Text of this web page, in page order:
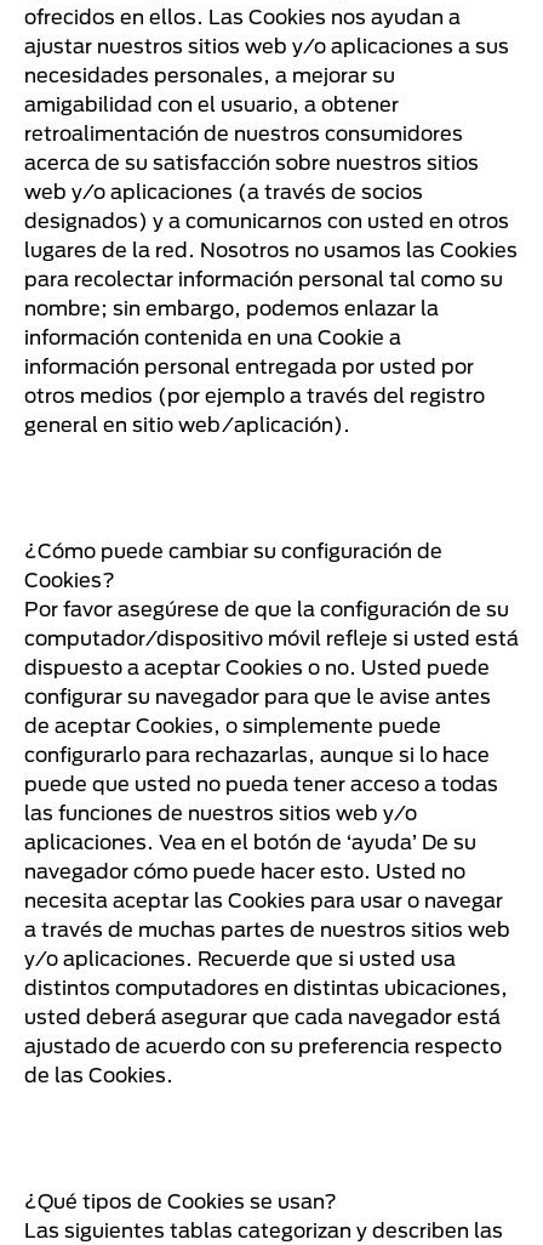
ofrecidos en ellos. Las Cookies nos ayudan a
ajustar nuestros sitios web y/o aplicaciones a sus
necesidades personales, a mejorar su
amigabilidad con el usuario, a obtener
retroalimentación de nuestros consumidores
acerca de su satisfacción sobre nuestros sitios
web y/o aplicaciones (a través de socios
designados) y a comunicarnos con usted en otros
lugares de la red. Nosotros no usamos las Cookies
para recolectar información personal tal como su
nombre; sin embargo, podemos enlazar la
información contenida en una Cookie a
información personal entregada por usted por
otros medios (por ejemplo a través del registro
general en sitio web/aplicación).
¿Cómo puede cambiar su configuración de
Cookies?
Por favor asegúrese de que la configuración de su
computador/dispositivo móvil refleje si usted está
dispuesto a aceptar Cookies o no. Usted puede
configurar su navegador para que le avise antes
de aceptar Cookies, o simplemente puede
configurarlo para rechazarlas, aunque si lo hace
puede que usted no pueda tener acceso a todas
las funciones de nuestros sitios web y/o
aplicaciones. Vea en el botón de ‘ayuda’ De su
navegador cómo puede hacer esto. Usted no
necesita aceptar las Cookies para usar o navegar
a través de muchas partes de nuestros sitios web
y/o aplicaciones. Recuerde que si usted usa
distintos computadores en distintas ubicaciones,
usted deberá asegurar que cada navegador está
ajustado de acuerdo con su preferencia respecto
de las Cookies.
¿Qué tipos de Cookies se usan?
Las siguientes tablas categorizan y describen las